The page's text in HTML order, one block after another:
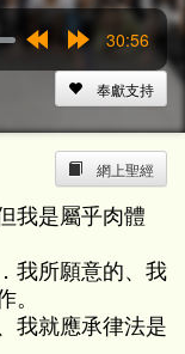
15s
30:56
奉獻支持
網上聖經
我是屬乎肉體
我所願意的、我
。
我就應承律法是